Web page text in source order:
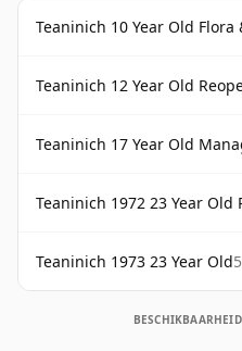
Teaninich 10 Year Old Flora
Teaninich 12 Year Old
Teaninich 17 Year Old
Teaninich 1972 23 Year Old
Teaninich 1973 23 Year Old